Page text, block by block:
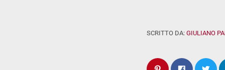
SCRITTO DA: GIULIANO